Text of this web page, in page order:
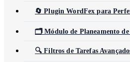
🔄 Plugin WordFex para
🗂️ Módulo de Planeamento de
🔍 Filtros de Tarefas